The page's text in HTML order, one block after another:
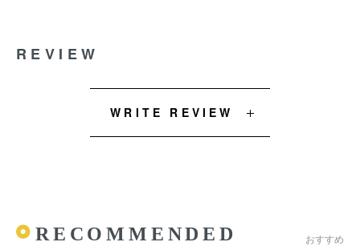
REVIEW
WRITE REVIEW
RECOMMENDED おすすめ